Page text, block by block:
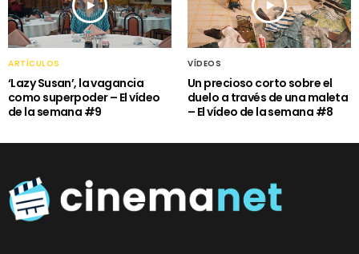
ARTÍCULOS
‘Lazy Susan’, la vagancia
como superpoder – El vídeo
de la semana #9
VÍDEOS
Un precioso corto sobre el
duelo a través de una maleta
– El vídeo de la semana #8